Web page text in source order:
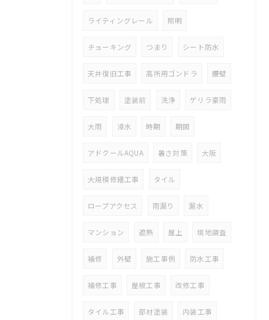
ライティングレール 照明
チョーキング つまり シート防水
天井復旧工事 高所用ゴンドラ 腰壁
下処理 塗装前 洗浄 ゲリラ豪雨
大雨 浸水 時期 期間
アドクールAQUA 暑さ対策 大阪
大規模修繕工事 タイル
ロープアクセス 雨漏り 漏水
マンション 遮熱 屋上 現地調査
補修 外壁 施工事例 防水工事
補修工事 屋根工事 改修工事
タイル工事 部材塗装 内装工事